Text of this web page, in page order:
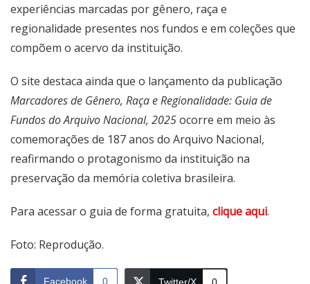
experiências marcadas por gênero, raça e
regionalidade presentes nos fundos e em coleções que
compõem o acervo da instituição.
O site destaca ainda que o lançamento da publicação
Marcadores de Gênero, Raça e Regionalidade: Guia de
Fundos do Arquivo Nacional, 2025ocorre em meio às
comemorações de 187 anos do Arquivo Nacional,
reafirmando o protagonismo da instituição na
preservação da memória coletiva brasileira.
Para acessar o guia de forma gratuita, clique aqui.
Foto: Reprodução.
Facebook 0